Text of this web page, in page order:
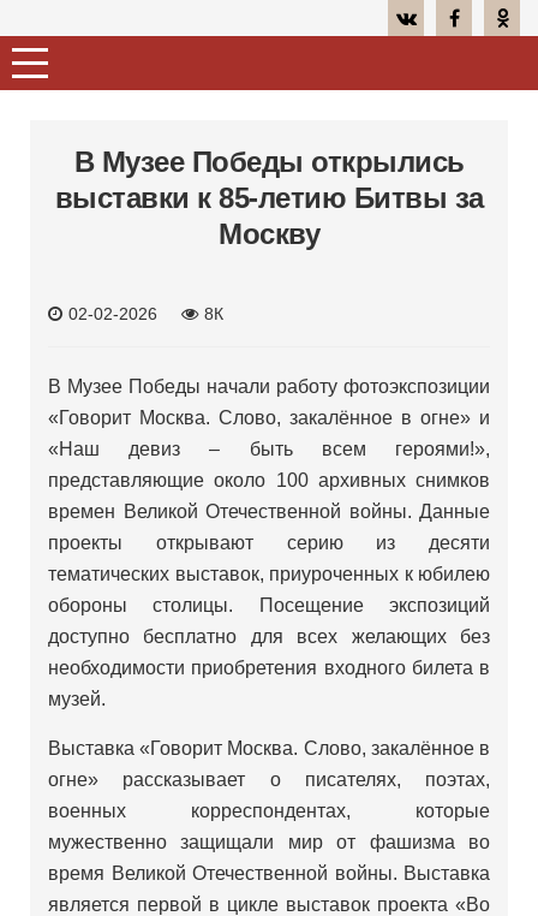
В Музее Победы открылись
выставки к 85-летию Битвы за
Москву
02-02-2026 8К
В Музее Победы начали работу фотоэкспозиции
«Говорит Москва. Слово, закалённое в огне» и
«Наш девиз – быть всем героями!»,
представляющие около 100 архивных снимков
времен Великой Отечественной войны. Данные
проекты открывают серию из десяти
тематических выставок, приуроченных к юбилею
обороны столицы. Посещение экспозиций
доступно бесплатно для всех желающих без
необходимости приобретения входного билета в
музей.
Выставка «Говорит Москва. Слово, закалённое в
огне» рассказывает о писателях, поэтах,
военных корреспондентах, которые
мужественно защищали мир от фашизма во
время Великой Отечественной войны. Выставка
является первой в цикле выставок проекта «Во